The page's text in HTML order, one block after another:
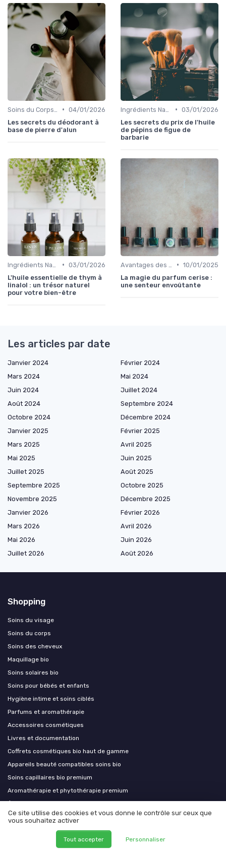
• 04/01/2026
Les secrets du déodorant à
base de pierre d'alun
• 03/01/2026
Les secrets du prix de l'huile
de pépins de figue de
barbarie
• 03/01/2026
L'huile essentielle de thym à
linalol : un trésor naturel
pour votre bien-être
• 10/01/2025
La magie du parfum cerise :
une senteur envoûtante
Les articles par date
Janvier 2024
Février 2024
Mars 2024
Mai 2024
Juin 2024
Juillet 2024
Août 2024
Septembre 2024
Octobre 2024
Décembre 2024
Janvier 2025
Février 2025
Mars 2025
Avril 2025
Mai 2025
Juin 2025
Juillet 2025
Août 2025
Septembre 2025
Octobre 2025
Novembre 2025
Décembre 2025
Janvier 2026
Février 2026
Mars 2026
Avril 2026
Mai 2026
Juin 2026
Juillet 2026
Août 2026
Shopping
Soins du visage
Soins du corps
Soins des cheveux
Maquillage bio
Soins solaires bio
Soins pour bébés et enfants
Hygiène intime et soins ciblés
Parfums et aromathérapie
Accessoires cosmétiques
Livres et documentation
Coffrets cosmétiques bio haut de gamme
Appareils beauté compatibles soins bio
Soins capillaires bio premium
Aromathérapie et phytothérapie premium
Équipements esthétiques bio
Compléments alimentaires bio et nutricosmétique
Ce site utilise des cookies et vous donne le contrôle sur ceux que
vous souhaitez activer
Tout accepter Personnaliser